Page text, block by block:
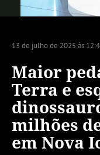
13 de julho de 2025 às
Maior
Terra e
milhões
em Nova